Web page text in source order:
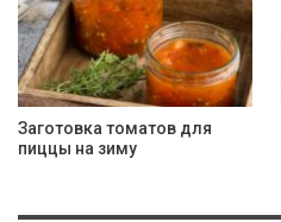
Заготовка томатов для
пиццы на зиму